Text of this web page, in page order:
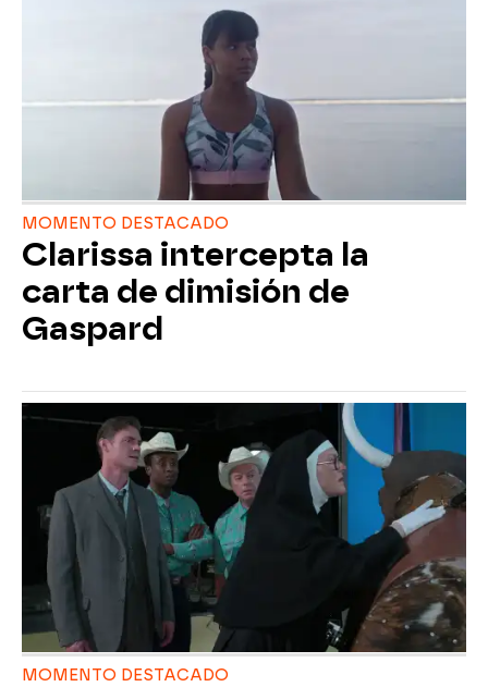
MOMENTO DESTACADO
Clarissa intercepta la
carta de dimisión de
Gaspard
MOMENTO DESTACADO